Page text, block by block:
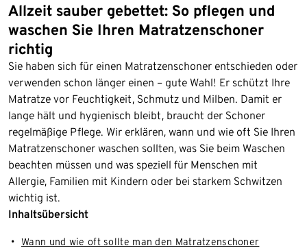
Allzeit sauber gebettet: So pflegen und
waschen Sie Ihren Matratzenschoner
richtig
Sie haben sich für einen Matratzenschoner entschieden oder
verwenden schon länger einen – gute Wahl! Er schützt Ihre
Matratze vor Feuchtigkeit, Schmutz und Milben. Damit er
lange hält und hygienisch bleibt, braucht der Schoner
regelmäßige Pflege. Wir erklären, wann und wie oft Sie Ihren
Matratzenschoner waschen sollten, was Sie beim Waschen
beachten müssen und was speziell für Menschen mit
Allergie, Familien mit Kindern oder bei starkem Schwitzen
wichtig ist.
Inhaltsübersicht
Wann und wie oft sollte man den Matratzenschoner